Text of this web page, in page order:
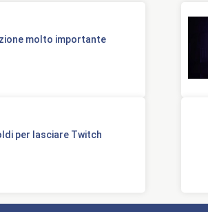
molto importante
per lasciare Twitch